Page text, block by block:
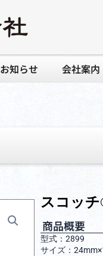
お知らせ 会社案内
スコッ
商品概要
型式：2899
サイズ：